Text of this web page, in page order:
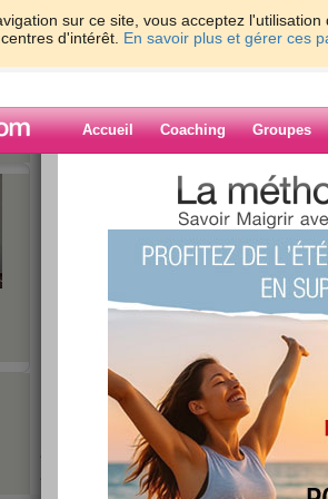
sur ce site, vous acceptez
d'intérêt. En savoir plus et gérer ces
Accueil Coaching Groupes
> > Enfin
Blog de
Enfin une
Enfin des soucis de
, les nausées
jours sur deux c'est
jours mais enfin bon